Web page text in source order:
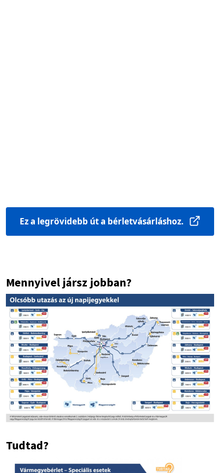
Ez a legrövidebb út a bérletvásárláshoz.
Mennyivel jársz jobban?
Image
Tudtad?
Image